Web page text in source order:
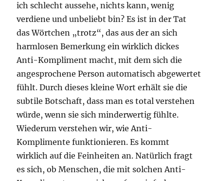
ich schlecht aussehe, nichts kann, wenig
verdiene und unbeliebt bin? Es ist in der Tat
das Wörtchen „trotz“, das aus der an sich
harmlosen Bemerkung ein wirklich dickes
Anti-Kompliment macht, mit dem sich die
angesprochene Person automatisch abgewertet
fühlt. Durch dieses kleine Wort erhält sie die
subtile Botschaft, dass man es total verstehen
würde, wenn sie sich minderwertig fühlte.
Wiederum verstehen wir, wie Anti-
Komplimente funktionieren. Es kommt
wirklich auf die Feinheiten an. Natürlich fragt
es sich, ob Menschen, die mit solchen Anti-